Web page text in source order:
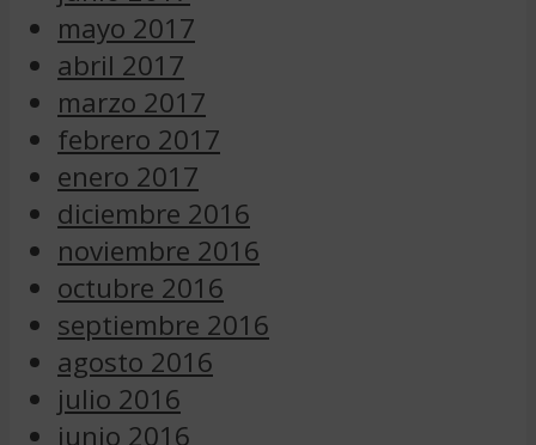
mayo 2017
abril 2017
marzo 2017
febrero 2017
enero 2017
diciembre 2016
noviembre 2016
octubre 2016
septiembre 2016
agosto 2016
julio 2016
junio 2016